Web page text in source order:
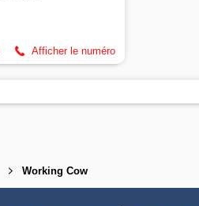
Afficher le numéro
Working Cow